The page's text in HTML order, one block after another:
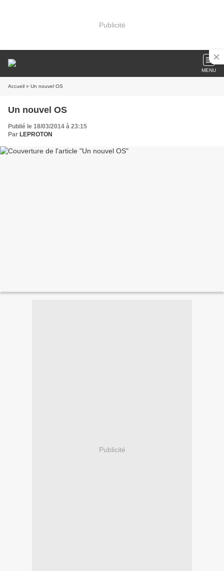
Publicité
MENU
Accueil » Un nouvel OS
Un nouvel OS
Publié le 18/03/2014 à 23:15
Par LEPROTON
Publicité